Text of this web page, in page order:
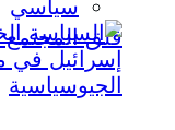
سياسي